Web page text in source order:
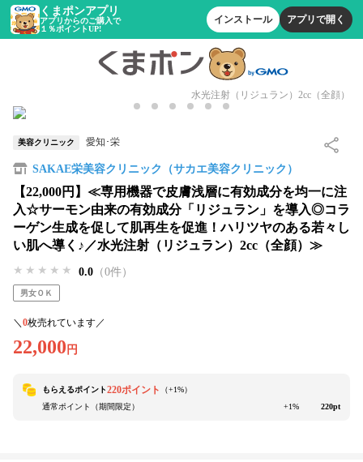
くまポンアプリ
アプリからのご購入で
１％ポイントUP!
インストール アプリで開く
水光注射（リジュラン）2cc（全顔）
美容クリニック 愛知･栄
SAKAE栄美容クリニック（サカエ美容クリニック）
【22,000円】≪専用機器で皮膚浅層に有効成分を均一に注
入☆サーモン由来の有効成分「リジュラン」を導入◎コラ
ーゲン生成を促して肌再生を促進！ハリツヤのある若々し
い肌へ導く♪／水光注射（リジュラン）2cc（全顔）≫
★★★★★
★★★★★
★★★★★ 0.0 （0件）
男女ＯＫ
＼ 0枚売れています／
22,000 円
もらえるポイント220ポイント （+1%）
通常ポイント（期間限定）
+1% 220pt